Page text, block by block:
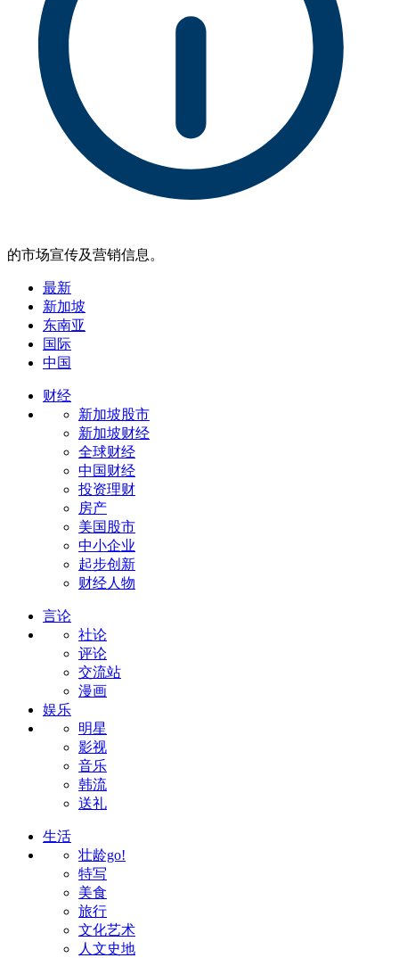
的市场宣传及营销信息。
最新
新加坡
东南亚
国际
中国
财经
新加坡股市
新加坡财经
全球财经
中国财经
投资理财
房产
美国股市
中小企业
起步创新
财经人物
言论
社论
评论
交流站
漫画
娱乐
明星
影视
音乐
韩流
送礼
生活
壮龄go!
特写
美食
旅行
文化艺术
人文史地